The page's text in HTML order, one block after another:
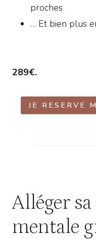
proches
… Et bien plus
289€.
JE RESERVE
Alléger
mentale